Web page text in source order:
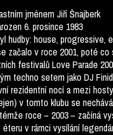
jménem Jiří Šnajberk
6. prosince 1983
hudby: house, progressive,
začalo v roce 2001, poté
festivalů Love Parade
techno setem jako DJ
rezidentní nocí a mezi
v tomto klubu se
roce – 2003 – začíná
éteru v rámci vysílání